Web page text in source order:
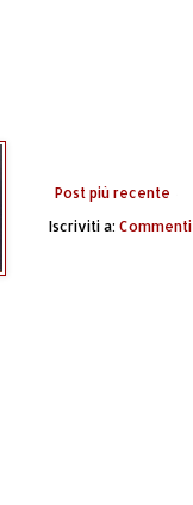
Post più recente
Iscriviti a: